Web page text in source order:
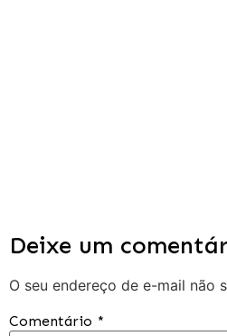
Deixe um
O seu endereço de e-mail não
Comentário *